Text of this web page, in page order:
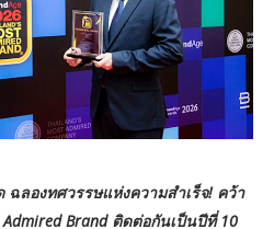
ลองทศวรรษแห่งความสำเร็จ! คว้า
Admired Brand ติดต่อกันเป็นปีที่ 10